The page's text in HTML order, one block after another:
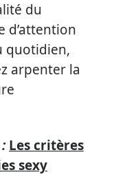
du
d’attention
quotidien,
arpenter la
Les critères
sexy